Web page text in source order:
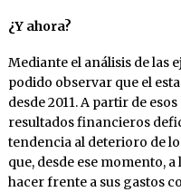
¿Y ahora?
Mediante el análisis de las
podido observar que el
desde 2011. A partir de
resultados financieros
tendencia al deterioro de
que, desde ese momento,
hacer frente a sus gastos